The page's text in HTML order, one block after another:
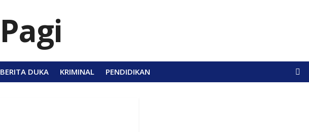
BERITA DUKA KRIMINAL PENDIDIKAN